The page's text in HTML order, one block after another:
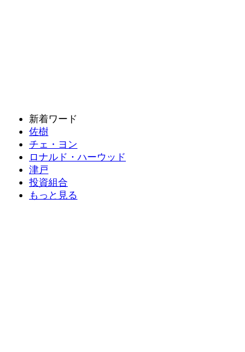
新着ワード
佐樹
チェ・ヨン
ロナルド・ハーウッド
津戸
投資組合
もっと見る